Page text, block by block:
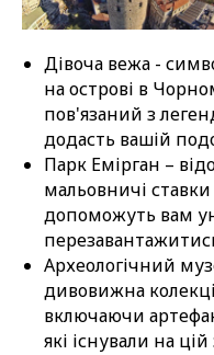
Дівоча вежа -
на острові в
пов'язаний з
додасть вашій
Парк Емірган –
мальовничі
допоможуть вам
Археологічний
дивовижна
включаючи
які існували на цій